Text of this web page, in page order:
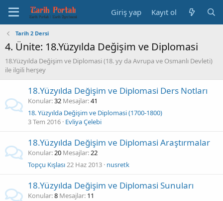
Giriş yap Kayıt ol
Tarih 2 Dersi
4. Ünite: 18.Yüzyılda Değişim ve Diplomasi
18.Yüzyılda Değişim ve Diplomasi (18. yy da Avrupa ve Osmanlı Devleti)
ile ilgili herşey
18.Yüzyılda Değişim ve Diplomasi Ders Notları
Konular 32 Mesajlar 41
18. Yüzyılda Değişim ve Diplomasi (1700-1800)
3 Tem 2016 Evliya Çelebi
18.Yüzyılda Değişim ve Diplomasi Araştırmalar
Konular 20 Mesajlar 22
Topçu Kışlası22 Haz 2013 nusretk
18.Yüzyılda Değişim ve Diplomasi Sunuları
Konular 8 Mesajlar 11